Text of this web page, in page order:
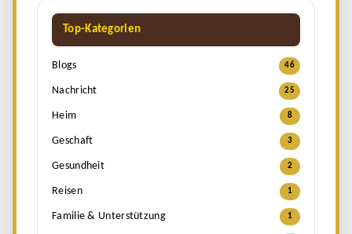
Top-Kategorien
Blogs 46
Nachricht 25
Heim 8
Geschaft 3
Gesundheit 2
Reisen 1
Familie & Unterstützung 1